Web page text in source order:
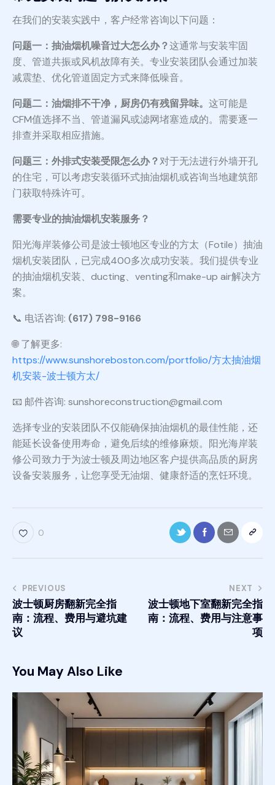
在我们的安装实践中，客户经常咨询以下问题：
问题一：抽油烟机噪音过大怎么办？这通常与安装牢固
度、管道共振或风机故障有关。专业安装团队会通过加装
减震垫、优化管道固定方式来降低噪音。
问题二：油烟排不干净，厨房仍有残留异味。 这可能是
CFM值选择不当、管道漏风或滤网堵塞造成的。需要逐一
排查并采取相应措施。
问题三：外排式安装受限怎么办？对于无法进行外墙开孔
的住宅，可以考虑安装循环式抽油烟机或咨询当地建筑部
门获取特殊许可。
需要专业的抽油烟机安装服务？
阳光海岸装修公司是波士顿地区专业的方太（Fotile）抽油
烟机安装团队，已完成400多次成功安装。我们提供专业
的抽油烟机安装、ducting、venting和make-up air解决方
案。
📞 电话咨询: (617) 798-9166
🌐 了解更多:
https://www.sunshoreboston.com/portfolio/方太抽油烟
机安装-波士顿方太/
📧 邮件咨询: sunshoreconstruction@gmail.com
选择专业的安装团队不仅能确保抽油烟机的最佳性能，还
能延长设备使用寿命，避免后续的维修麻烦。阳光海岸装
修公司致力于为波士顿及周边地区客户提供高品质的厨房
设备安装服务，让您享受无油烟、健康舒适的烹饪环境。
0
PREVIOUS
波士顿厨房翻新完全指
南：流程、费用与避坑建
议
NEXT
波士顿地下室翻新完全指
南：流程、费用与注意事
项
You May Also Like